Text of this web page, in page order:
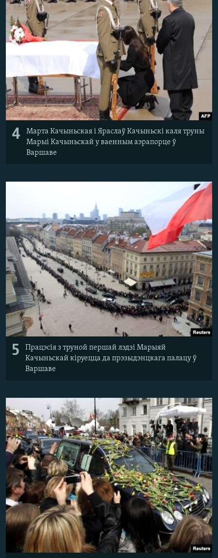
4
Марта Качыньская і Яраслаў Качыньскі каля труны
Марыі Качыньскай у ваенным аэрапорце ў
Варшаве
5
Працэсія з труной першай лэдзі Марыяй
Качыньскай кіруецца да прэзыдэнцкага палацу ў
Варшаве